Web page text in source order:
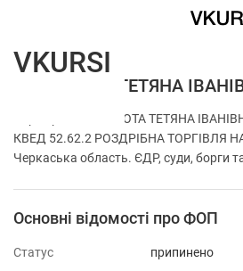
ФОП ОХОТА ТЕТЯНА
Перевірка ФОП ОХОТА ТЕТЯНА
КВЕД 52.62.2 РОЗДРІБНА ТОРГІВЛЯ
Черкаська область. ЄДР, суди, борги та
Основні відомості про ФОП
Статус
припинено
VKURSI